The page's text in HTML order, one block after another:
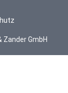
GmbH